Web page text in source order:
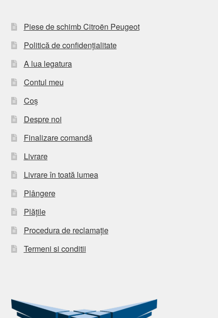
Piese de schimb Citroën Peugeot
Politică de confidențialitate
A lua legatura
Contul meu
Coș
Despre noi
Finalizare comandă
Livrare
Livrare în toată lumea
Plângere
Plățile
Procedura de reclamație
Termeni si conditii